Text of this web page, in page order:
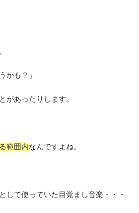
かも？」
があったりします。
範囲内なんですよね。
して使っていた目覚まし音楽・・・